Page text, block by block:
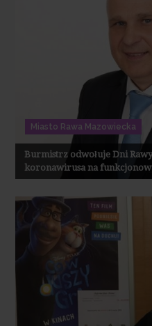
Miasto Rawa Mazowiecka
Burmistrz odwołuje Dni
koronawirusa na